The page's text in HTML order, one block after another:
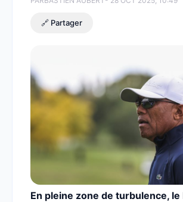
🔗 Partager
En pleine zone de turbulence, le